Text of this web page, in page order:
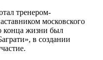
тренером-
московского
конца жизни был
в создании